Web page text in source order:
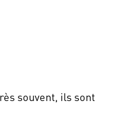
souvent, ils sont